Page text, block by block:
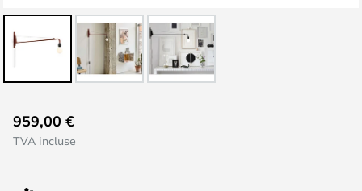
to
the
959,00 €
TVA incluse